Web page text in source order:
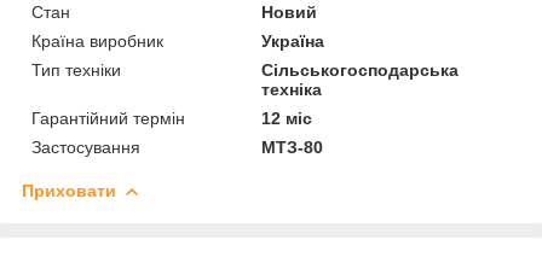
Стан
Новий
Країна виробник
Україна
Тип техніки
Сільськогосподарська
техніка
Гарантійний термін
12 міс
Застосування
МТЗ-80
Приховати